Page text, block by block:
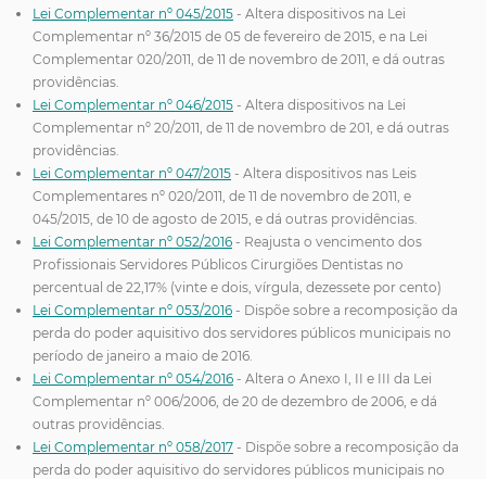
Lei Complementar nº 045/2015 - Altera dispositivos na Lei
Complementar nº 36/2015 de 05 de fevereiro de 2015, e na Lei
Complementar 020/2011, de 11 de novembro de 2011, e dá outras
providências.
Lei Complementar nº 046/2015 - Altera dispositivos na Lei
Complementar nº 20/2011, de 11 de novembro de 201, e dá outras
providências.
Lei Complementar nº 047/2015 - Altera dispositivos nas Leis
Complementares nº 020/2011, de 11 de novembro de 2011, e
045/2015, de 10 de agosto de 2015, e dá outras providências.
Lei Complementar nº 052/2016 - Reajusta o vencimento dos
Profissionais Servidores Públicos Cirurgiões Dentistas no
percentual de 22,17% (vinte e dois, vírgula, dezessete por cento)
Lei Complementar nº 053/2016 - Dispõe sobre a recomposição da
perda do poder aquisitivo dos servidores públicos municipais no
período de janeiro a maio de 2016.
Lei Complementar nº 054/2016 - Altera o Anexo I, II e III da Lei
Complementar nº 006/2006, de 20 de dezembro de 2006, e dá
outras providências.
Lei Complementar nº 058/2017 - Dispõe sobre a recomposição da
perda do poder aquisitivo do servidores públicos municipais no